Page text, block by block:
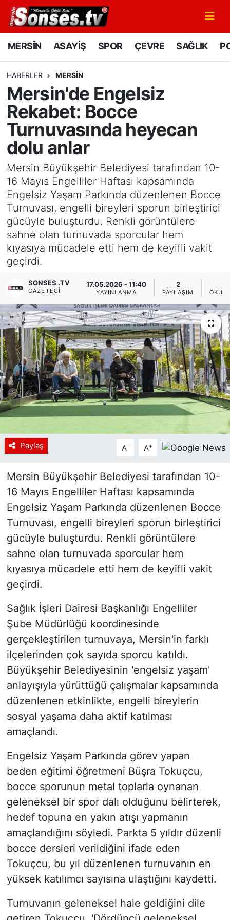
MERSİN ASAYİŞ SPOR ÇEVRE SAĞLIK
HABERLER MERSİN
Mersin'de Engelsiz
Rekabet: Bocce
Turnuvasında heyecan
dolu anlar
Mersin Büyükşehir Belediyesi tarafından 10-
16 Mayıs Engelliler Haftası kapsamında
Engelsiz Yaşam Parkında düzenlenen Bocce
Turnuvası, engelli bireyleri sporun birleştirici
gücüyle buluşturdu. Renkli görüntülere
sahne olan turnuvada sporcular hem
kıyasıya mücadele etti hem de keyifli vakit
geçirdi.
SONSES .TV
GAZETECI
17.05.2026 - 11:40
YAYINLANMA
2
PAYLAŞIM
Paylaş A- A+
Mersin Büyükşehir Belediyesi tarafından 10-
16 Mayıs Engelliler Haftası kapsamında
Engelsiz Yaşam Parkında düzenlenen Bocce
Turnuvası, engelli bireyleri sporun birleştirici
gücüyle buluşturdu. Renkli görüntülere
sahne olan turnuvada sporcular hem
kıyasıya mücadele etti hem de keyifli vakit
geçirdi.
Sağlık İşleri Dairesi Başkanlığı Engelliler
Şube Müdürlüğü koordinesinde
gerçekleştirilen turnuvaya, Mersin'in farklı
ilçelerinden çok sayıda sporcu katıldı.
Büyükşehir Belediyesinin 'engelsiz yaşam'
anlayışıyla yürüttüğü çalışmalar kapsamında
düzenlenen etkinlikte, engelli bireylerin
sosyal yaşama daha aktif katılması
amaçlandı.
Engelsiz Yaşam Parkında görev yapan
beden eğitimi öğretmeni Büşra Tokuçcu,
bocce sporunun metal toplarla oynanan
geleneksel bir spor dalı olduğunu belirterek,
hedef topuna en yakın atışı yapmanın
amaçlandığını söyledi. Parkta 5 yıldır düzenli
bocce dersleri verildiğini ifade eden
Tokuçcu, bu yıl düzenlenen turnuvanın en
yüksek katılımcı sayısına ulaştığını kaydetti.
Turnuvanın geleneksel hale geldiğini dile
MERSİN
SPOR
GÜNÜN MANŞETİ
DÜNYA
KÜLTÜR - SANAT
MAGAZİN
SAĞLIK
Siyaset
Tanıtım
Mersin Nöbetçi Eczaneler
Mersin Namaz Vakitleri
Mersin Trafik Yoğunluk Haritası
Süper Lig Puan Durumu ve Fikstür
Tüm Manşetler
Son Dakika Haberleri
Haber Arşivi